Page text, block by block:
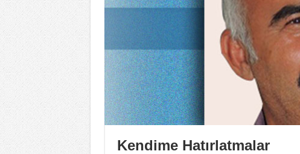
Kendime Hatırlatmalar